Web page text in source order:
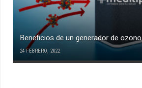
Beneficios de un generador de ozono
24 FEBRERO, 2022